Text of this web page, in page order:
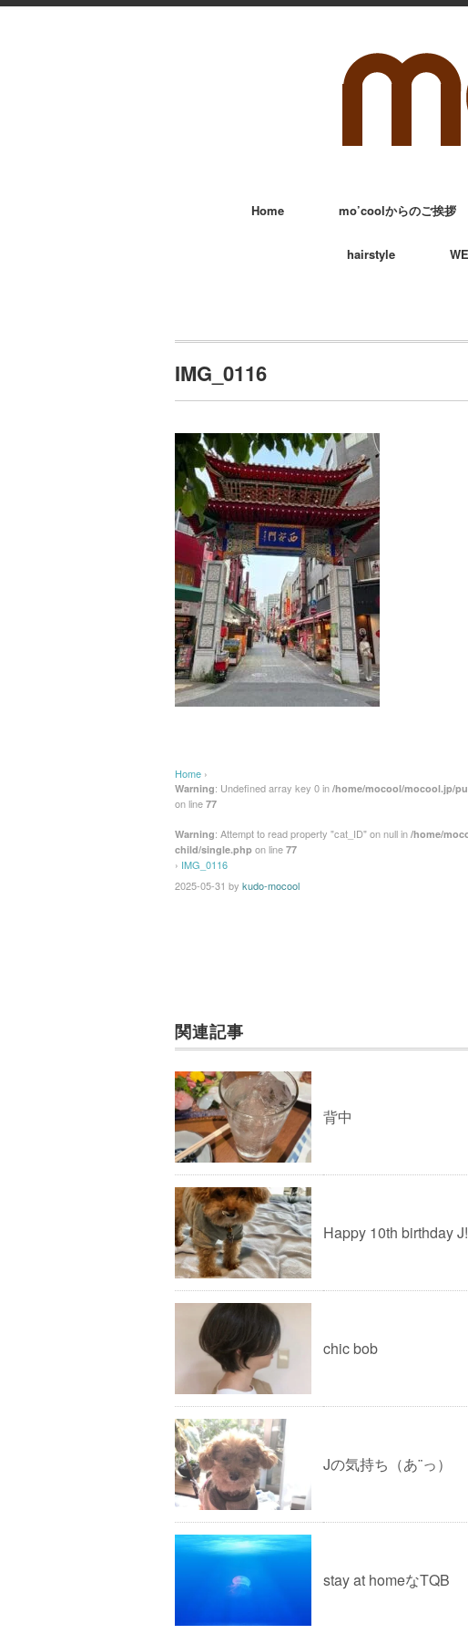
Home mo’coolからのご挨拶
hairstyle
IMG_0116
Home ›
Warning: Undefined array key 0 in /home/mocool/mocool.jp/
on line 77
Warning: Attempt to read property "cat_ID" on null in /home/
child/single.php on line 77
› IMG_0116
2025-05-31 by kudo-mocool
関連記事
背中
Happy 10th birthday
chic bob
Jの気持ち（あ¨っ）
stay at homeなTQB